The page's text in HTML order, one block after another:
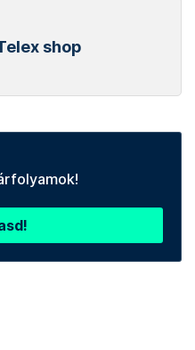
shop